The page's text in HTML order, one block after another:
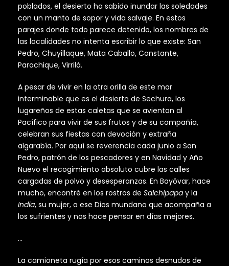
poblados, el desierto ha sabido inundar las soledades
con un manto de sopor y vida salvaje. En estos
parajes donde todo parece detenido, los nombres de
las localidades no intenta escribir lo que existe: San
Pedro, Chuyillaque, Mata Caballo, Constante,
Parachique, Virrilá.
A pesar de vivir en la otra orilla de este mar
interminable que es el desierto de Sechura, los
lugareños de estas caletas que se avientan al
Pacífico para vivir de sus frutos y de su compañía,
celebran sus fiestas con devoción y extraña
algarabía. Por aquí se reverencia cada junio a San
Pedro, patrón de los pescadores y en Navidad y Año
Nuevo el recogimiento absoluto cubre las calles
cargadas de polvo y desesperanzas. En Bayóvar, hace
mucho, encontré en los rostros de Salchipapa y la
India, su mujer, a ese Dios mundano que acompaña a
los sufrientes y nos hace pensar en días mejores.
…
La camioneta rugía por esos caminos desnudos de